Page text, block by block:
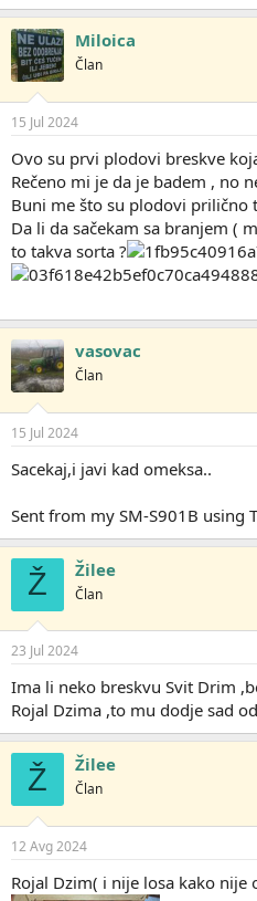
Miloica
Član
15 Jul 2024
Ovo su prvi plodovi breskve
Rečeno mi je da je badem , no
Buni me što su plodovi prilično
Da li da sačekam sa branjem (
to takva sorta ?
vasovac
Član
15 Jul 2024
Sacekaj,i javi kad omeksa..
Sent from my SM-S901B using
Ž Žilee
Član
23 Jul 2024
Ima li neko breskvu Svit Drim
Rojal Dzima ,to mu dodje sad
Ž Žilee
Član
12 Avg 2024
Rojal Dzim( i nije losa kako nije